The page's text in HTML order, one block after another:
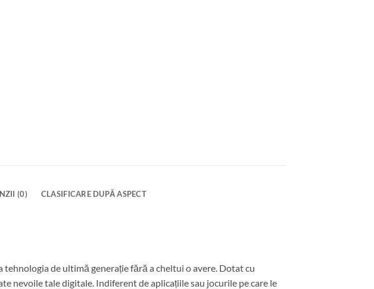
(0) CLASIFICARE DUPĂ ASPECT
de ultimă generație fără a cheltui o avere. Dotat cu
nevoile tale digitale. Indiferent de aplicațiile sau jocurile pe care le